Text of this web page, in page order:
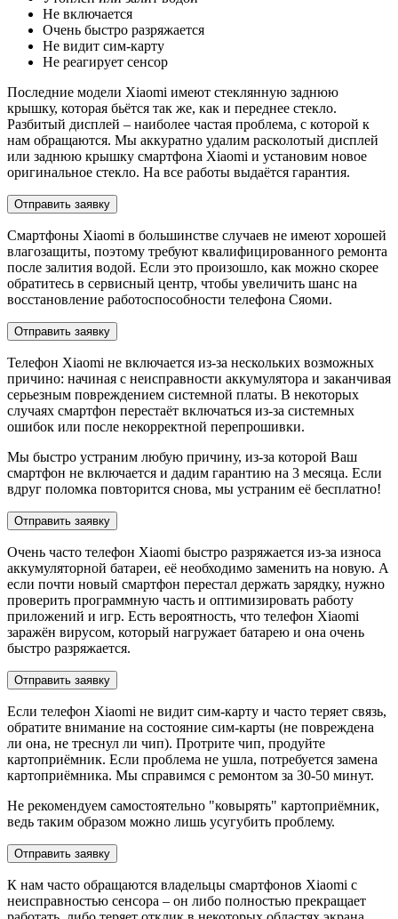
Не включается
Очень быстро разряжается
Не видит сим-карту
Не реагирует сенсор
Последние модели Xiaomi имеют стеклянную заднюю
крышку, которая бьётся так же, как и переднее стекло.
Разбитый дисплей – наиболее частая проблема, с которой к
нам обращаются. Мы аккуратно удалим расколотый дисплей
или заднюю крышку смартфона Xiaomi и установим новое
оригинальное стекло. На все работы выдаётся гарантия.
Отправить заявку
Смартфоны Xiaomi в большинстве случаев не имеют хорошей
влагозащиты, поэтому требуют квалифицированного ремонта
после залития водой. Если это произошло, как можно скорее
обратитесь в сервисный центр, чтобы увеличить шанс на
восстановление работоспособности телефона Сяоми.
Отправить заявку
Телефон Xiaomi не включается из-за нескольких возможных
причино: начиная с неисправности аккумулятора и заканчивая
серьезным повреждением системной платы. В некоторых
случаях смартфон перестаёт включаться из-за системных
ошибок или после некорректной перепрошивки.
Мы быстро устраним любую причину, из-за которой Ваш
смартфон не включается и дадим гарантию на 3 месяца. Если
вдруг поломка повторится снова, мы устраним её бесплатно!
Отправить заявку
Очень часто телефон Xiaomi быстро разряжается из-за износа
аккумуляторной батареи, её необходимо заменить на новую. А
если почти новый смартфон перестал держать зарядку, нужно
проверить программную часть и оптимизировать работу
приложений и игр. Есть вероятность, что телефон Xiaomi
заражён вирусом, который нагружает батарею и она очень
быстро разряжается.
Отправить заявку
Если телефон Xiaomi не видит сим-карту и часто теряет связь,
обратите внимание на состояние сим-карты (не повреждена
ли она, не треснул ли чип). Протрите чип, продуйте
картоприёмник. Если проблема не ушла, потребуется замена
картоприёмника. Мы справимся с ремонтом за 30-50 минут.
Не рекомендуем самостоятельно "ковырять" картоприёмник,
ведь таким образом можно лишь усугубить проблему.
Отправить заявку
К нам часто обращаются владельцы смартфонов Xiaomi с
неисправностью сенсора – он либо полностью прекращает